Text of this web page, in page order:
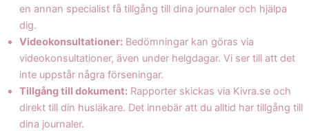
en annan specialist få tillgång till dina journaler och hjälpa
dig.
Videokonsultationer: Bedömningar kan göras via
videokonsultationer, även under helgdagar. Vi ser till att det
inte uppstår några förseningar.
Tillgång till dokument: Rapporter skickas via Kivra.se och
direkt till din husläkare. Det innebär att du alltid har tillgång till
dina journaler.